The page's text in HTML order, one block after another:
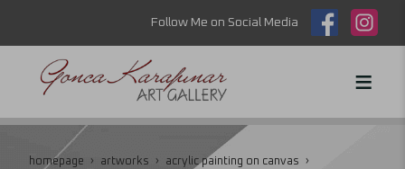
Follow Me on Social Media
homepage artworks
acrylic painting on canvas